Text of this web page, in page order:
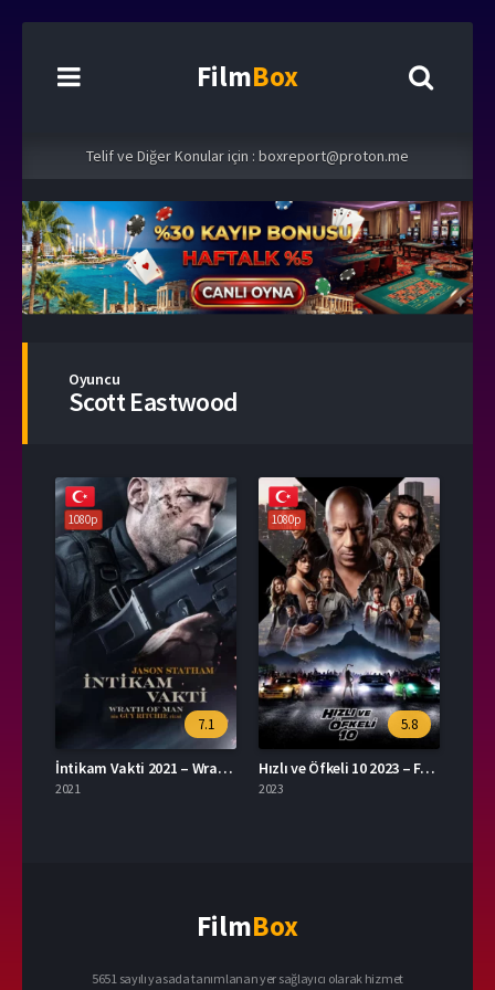
FilmBox
Telif ve Diğer Konular için : boxreport@proton.me
Oyuncu
Scott Eastwood
1080p
7.1
İntikam Vakti 2021 – Wrath of Man 1080p Turkce Dublaj izle
2021
1080p
5.8
Hızlı ve Öfkeli 10 2023 – Fast X 1080p Turkce Dublaj izle
2023
FilmBox
5651 sayılı yasada tanımlanan yer sağlayıcı olarak hizmet